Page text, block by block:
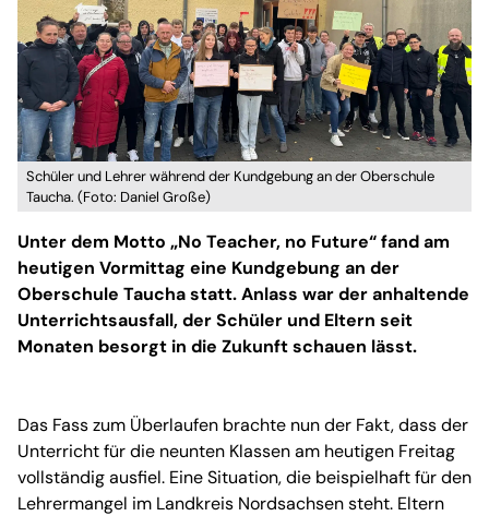
Schüler und Lehrer während der Kundgebung an der Oberschule
Taucha. (Foto: Daniel Große)
Unter dem Motto „No Teacher, no Future“ fand am
heutigen Vormittag eine Kundgebung an der
Oberschule Taucha statt. Anlass war der anhaltende
Unterrichtsausfall, der Schüler und Eltern seit
Monaten besorgt in die Zukunft schauen lässt.
Das Fass zum Überlaufen brachte nun der Fakt, dass der
Unterricht für die neunten Klassen am heutigen Freitag
vollständig ausfiel. Eine Situation, die beispielhaft für den
Lehrermangel im Landkreis Nordsachsen steht. Eltern